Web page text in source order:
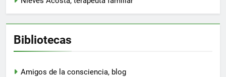
Bibliotecas
Amigos de la consciencia, blog